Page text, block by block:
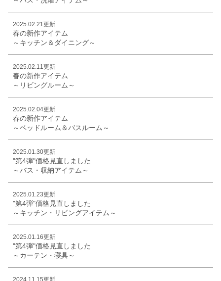
2025.02.21更新
春の新作アイテム
～キッチン＆ダイニング～
2025.02.11更新
春の新作アイテム
～リビングルーム～
2025.02.04更新
春の新作アイテム
～ベッドルーム＆バスルーム～
2025.01.30更新
"第4弾"価格見直しました
～バス・収納アイテム～
2025.01.23更新
"第4弾"価格見直しました
～キッチン・リビングアイテム～
2025.01.16更新
"第4弾"価格見直しました
～カーテン・寝具～
2024.11.15更新